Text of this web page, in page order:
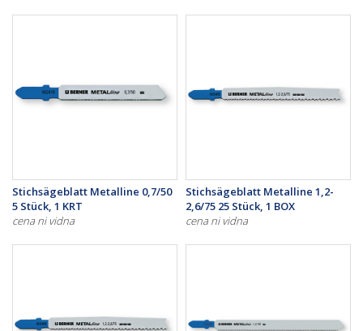
Stichsägeblatt Metalline 0,7/50
5 Stück, 1 KRT
cena ni vidna
Stichsägeblatt Metalline 1,2-
2,6/75 25 Stück, 1 BOX
cena ni vidna